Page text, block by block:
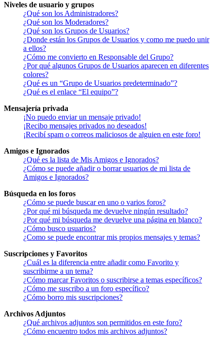
Niveles de usuario y grupos
¿Qué son los Administradores?
¿Qué son los Moderadores?
¿Qué son los Grupos de Usuarios?
¿Donde están los Grupos de Usuarios y como me puedo unir
a ellos?
¿Cómo me convierto en Responsable del Grupo?
¿Por qué algunos Grupos de Usuarios aparecen en diferentes
colores?
¿Qué es un “Grupo de Usuarios predeterminado”?
¿Qué es el enlace “El equipo”?
Mensajería privada
¡No puedo enviar un mensaje privado!
¡Recibo mensajes privados no deseados!
¡Recibí spam o correos maliciosos de alguien en este foro!
Amigos e Ignorados
¿Qué es la lista de Mis Amigos e Ignorados?
¿Cómo se puede añadir o borrar usuarios de mi lista de
Amigos e Ignorados?
Búsqueda en los foros
¿Cómo se puede buscar en uno o varios foros?
¿Por qué mi búsqueda me devuelve ningún resultado?
¿Por qué mi búsqueda me devuelve una página en blanco?
¿Cómo busco usuarios?
¿Como se puede encontrar mis propios mensajes y temas?
Suscripciones y Favoritos
¿Cuál es la diferencia entre añadir como Favorito y
suscribirme a un tema?
¿Cómo marcar Favoritos o suscribirse a temas específicos?
¿Cómo me suscribo a un foro específico?
¿Cómo borro mis suscripciones?
Archivos Adjuntos
¿Qué archivos adjuntos son permitidos en este foro?
¿Cómo encuentro todos mis archivos adjuntos?